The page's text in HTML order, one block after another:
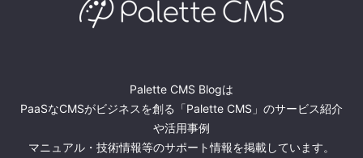
Palette CMS Blogは
PaaSなCMSがビジネスを創る「Palette CMS」のサービス紹介
や活用事例
マニュアル・技術情報等のサポート情報を掲載しています。